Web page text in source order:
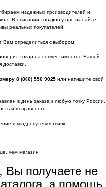
надежных производителей и
В описании товаров у нас на сайте:
реальных покупателей.
Вам определиться с выбором.
товар на совместимость с Вашей
доставки.
8 (800) 550 9025 или напишите свой
в день заказа в любую точку России.
и исправность.
в квадропутешествиях!
чем магазин
Вы получаете не
а помощь